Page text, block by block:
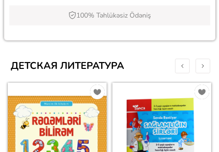
100% Təhlükəsiz Ödəniş
ДЕТСКАЯ ЛИТЕРАТУРА